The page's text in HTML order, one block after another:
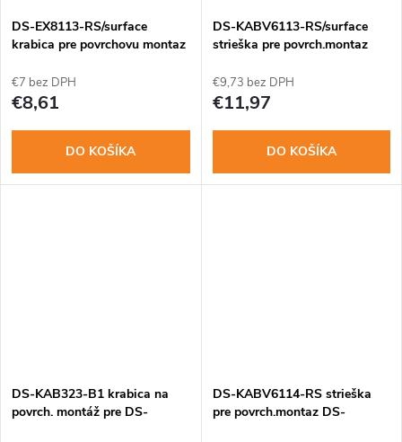
DS-EX8113-RS/surface
krabica pre povrchovu montaz
€7 bez DPH
€8,61
DO KOŠÍKA
DS-KABV6113-RS/surface
strieška pre povrch.montaz
€9,73 bez DPH
€11,97
DO KOŠÍKA
DS-KAB323-B1 krabica na
povrch. montáž pre DS-
DS-KABV6114-RS strieška
pre povrch.montaz DS-